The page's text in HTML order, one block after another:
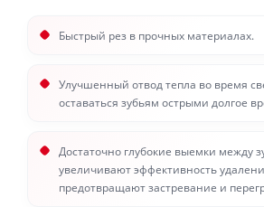
Быстрый рез в прочных материалах.
Улучшенный отвод тепла во время
оставаться зубьям острыми долгое
Достаточно глубокие выемки между
увеличивают эффективность
предотвращают застревание и